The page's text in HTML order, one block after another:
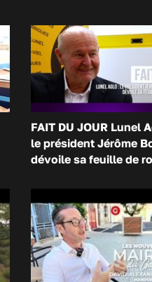
FAIT DU JOUR Lunel
le président Jérôme
dévoile sa feuille de